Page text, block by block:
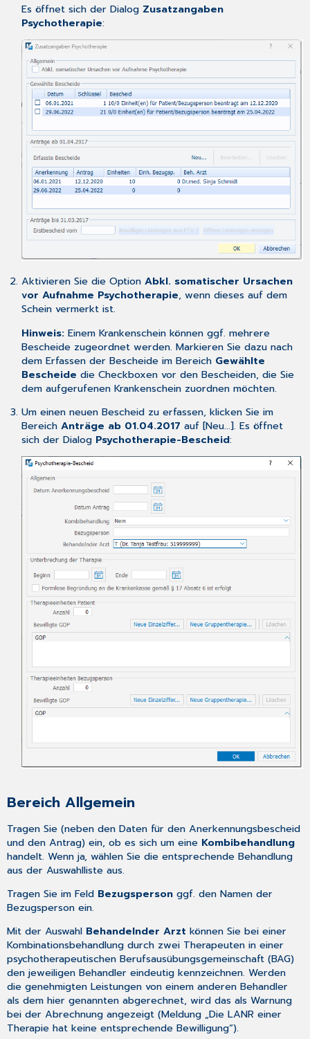
Psychotherapiebescheid
bearbeiten
Medizinische
Daten:
Leistung
einem
Bescheid
zuordnen
Daten:
Leistungen
von
der
Berechnung
des
aktuell
bestehenden
Restkontingents
einer
bewilligten
Psychotherapie
Es öffnet sich der Dialog Zusatzangaben
Psychotherapie:
Aktivieren Sie die Option Abkl. somatischer Ursachen
vor Aufnahme Psychotherapie, wenn dieses auf dem
Schein vermerkt ist.
Hinweis: Einem Krankenschein können ggf. mehrere
Bescheide zugeordnet werden. Markieren Sie dazu nach
dem Erfassen der Bescheide im Bereich Gewählte
Bescheide die Checkboxen vor den Bescheiden, die Sie
dem aufgerufenen Krankenschein zuordnen möchten.
Um einen neuen Bescheid zu erfassen, klicken Sie im
Bereich Anträge ab 01.04.2017 auf [Neu...]. Es öffnet
sich der Dialog Psychotherapie-Bescheid:
Bereich Allgemein
Tragen Sie (neben den Daten für den Anerkennungsbescheid
und den Antrag) ein, ob es sich um eine Kombibehandlung
handelt. Wenn ja, wählen Sie die entsprechende Behandlung
aus der Auswahlliste aus.
Tragen Sie im Feld Bezugsperson ggf. den Namen der
Bezugsperson ein.
Mit der Auswahl Behandelnder Arzt können Sie bei einer
Kombinationsbehandlung durch zwei Therapeuten in einer
psychotherapeutischen Berufsausübungsgemeinschaft (BAG)
den jeweiligen Behandler eindeutig kennzeichnen. Werden
die genehmigten Leistungen von einem anderen Behandler
als dem hier genannten abgerechnet, wird das als Warnung
bei der Abrechnung angezeigt (Meldung „Die LANR einer
Therapie hat keine entsprechende Bewilligung“).